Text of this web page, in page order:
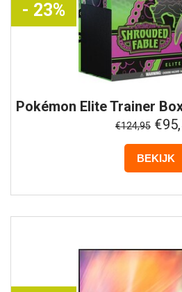
- 23%
Pokémon Elite Trainer
- Shrouded
€124,95
BEKIJK